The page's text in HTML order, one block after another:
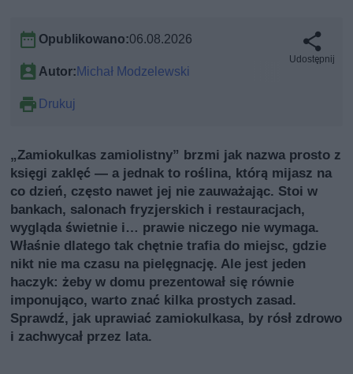
Opublikowano:06.08.2026
Autor: Michał Modzelewski
Drukuj
Udostępnij
„Zamiokulkas zamiolistny” brzmi jak nazwa prosto z
księgi zaklęć — a jednak to roślina, którą mijasz na
co dzień, często nawet jej nie zauważając. Stoi w
bankach, salonach fryzjerskich i restauracjach,
wygląda świetnie i… prawie niczego nie wymaga.
Właśnie dlatego tak chętnie trafia do miejsc, gdzie
nikt nie ma czasu na pielęgnację. Ale jest jeden
haczyk: żeby w domu prezentował się równie
imponująco, warto znać kilka prostych zasad.
Sprawdź, jak uprawiać zamiokulkasa, by rósł zdrowo
i zachwycał przez lata.